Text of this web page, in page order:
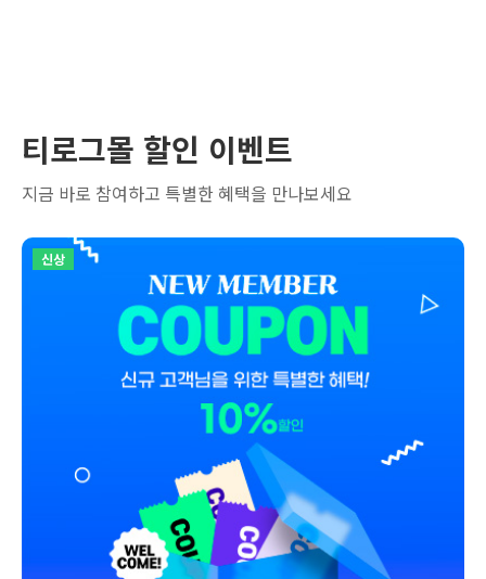
티로그몰 할인 이벤트
지금 바로 참여하고 특별한 혜택을 만나보세요
신상